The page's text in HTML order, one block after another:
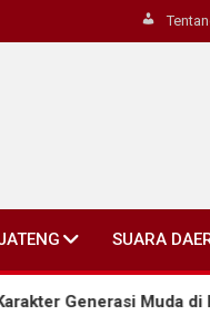
SUARA
Muda di HUT